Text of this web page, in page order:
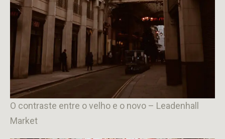
O contraste entre o velho e o novo – Leadenhall
Market